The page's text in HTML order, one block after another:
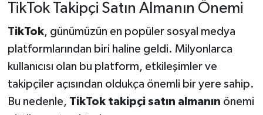
TikTok Takipçi Satın Almanın Önemi
TikTok, günümüzün en popüler sosyal medya
platformlarından biri haline geldi. Milyonlarca
kullanıcısı olan bu platform, etkileşimler ve
takipçiler açısından oldukça önemli bir yere sahip.
Bu nedenle, TikTok takipçi satın almanın önemi